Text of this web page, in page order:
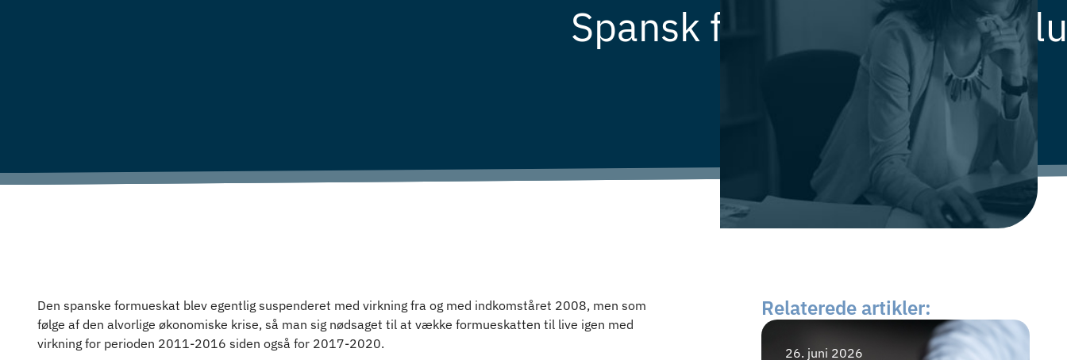
Spansk formueskat i
Den spanske formueskat blev egentlig suspenderet med virkning fra og med indkomståret 2008, men som
følge af den alvorlige økonomiske krise, så man sig nødsaget til at vække formueskatten til live igen med
virkning for perioden 2011-2016 siden også for 2017-2020.
Relaterede artikler:
26. juni 2026